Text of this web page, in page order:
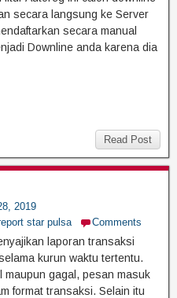
secara langsung ke Server
secara manual
Downline anda karena dia
Read Post
2019
star pulsa Comments
laporan transaksi
kurun waktu tertentu.
gagal, pesan masuk
format transaksi. Selain itu